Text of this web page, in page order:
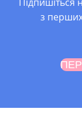
3.5
2.5 роки
з